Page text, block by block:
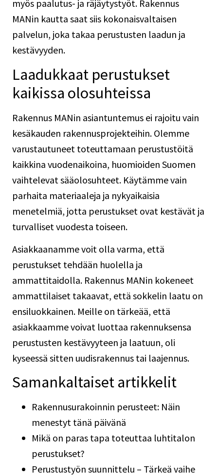
myös paalutus- ja räjäytystyöt. Rakennus
MANin kautta saat siis kokonaisvaltaisen
palvelun, joka takaa perustusten laadun ja
kestävyyden.
Laadukkaat perustukset
kaikissa olosuhteissa
Rakennus MANin asiantuntemus ei rajoitu vain
kesäkauden rakennusprojekteihin. Olemme
varustautuneet toteuttamaan perustustöitä
kaikkina vuodenaikoina, huomioiden Suomen
vaihtelevat sääolosuhteet. Käytämme vain
parhaita materiaaleja ja nykyaikaisia
menetelmiä, jotta perustukset ovat kestävät ja
turvalliset vuodesta toiseen.
Asiakkaanamme voit olla varma, että
perustukset tehdään huolella ja
ammattitaidolla. Rakennus MANin kokeneet
ammattilaiset takaavat, että sokkelin laatu on
ensiluokkainen. Meille on tärkeää, että
asiakkaamme voivat luottaa rakennuksensa
perustusten kestävyyteen ja laatuun, oli
kyseessä sitten uudisrakennus tai laajennus.
Samankaltaiset artikkelit
Rakennusurakoinnin perusteet: Näin
menestyt tänä päivänä
Mikä on paras tapa toteuttaa luhtitalon
perustukset?
Perustustyön suunnittelu – Tärkeä vaihe